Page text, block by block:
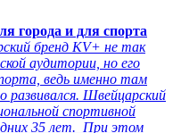
города и для спорта
бренд KV+ не так
аудитории, но его
ведь именно там
развивался. Швейцарский
спортивной
35 лет. При этом